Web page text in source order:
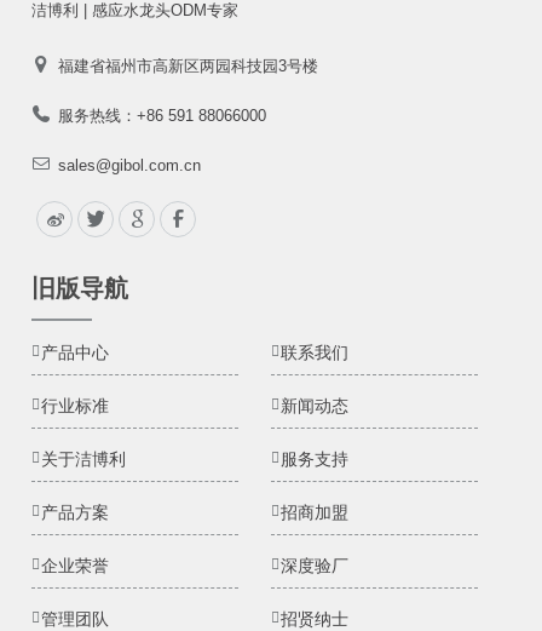
洁博利 | 感应水龙头ODM专家
福建省福州市高新区两园科技园3号楼
服务热线：+86 591 88066000
sales@gibol.com.cn
旧版导航
产品中心 联系我们
行业标准 新闻动态
关于洁博利 服务支持
产品方案 招商加盟
企业荣誉 深度验厂
管理团队 招贤纳士